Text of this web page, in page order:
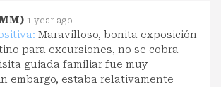
1 year ago
Maravilloso, bonita exposición
para excursiones, no se cobra
guiada familiar fue muy
embargo, estaba relativamente